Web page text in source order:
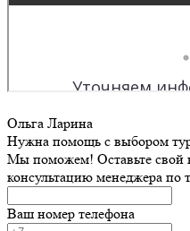
Ольга Ларина
Нужна помощь с выбором
Мы поможем! Оставьте свой
консультацию менеджера по
Ваш номер телефона